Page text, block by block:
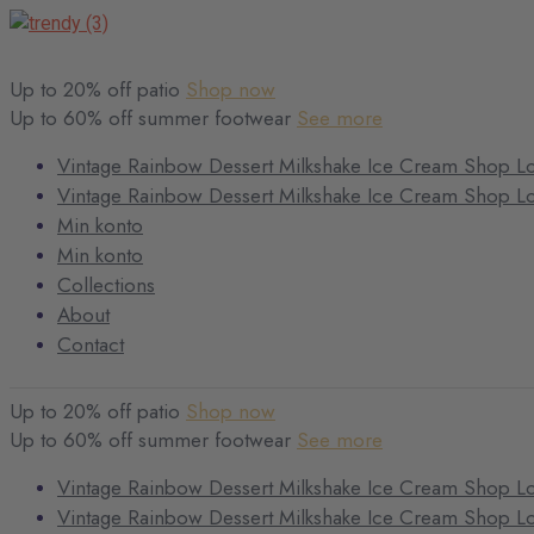
Up to 20% off patio Shop now
Up to 60% off summer footwear See more
Vintage Rainbow Dessert Milkshake Ice Cream Shop
Vintage Rainbow Dessert Milkshake Ice Cream Shop
Min konto
Min konto
Collections
About
Contact
Up to 20% off patio Shop now
Up to 60% off summer footwear See more
Vintage Rainbow Dessert Milkshake Ice Cream Shop
Vintage Rainbow Dessert Milkshake Ice Cream Shop